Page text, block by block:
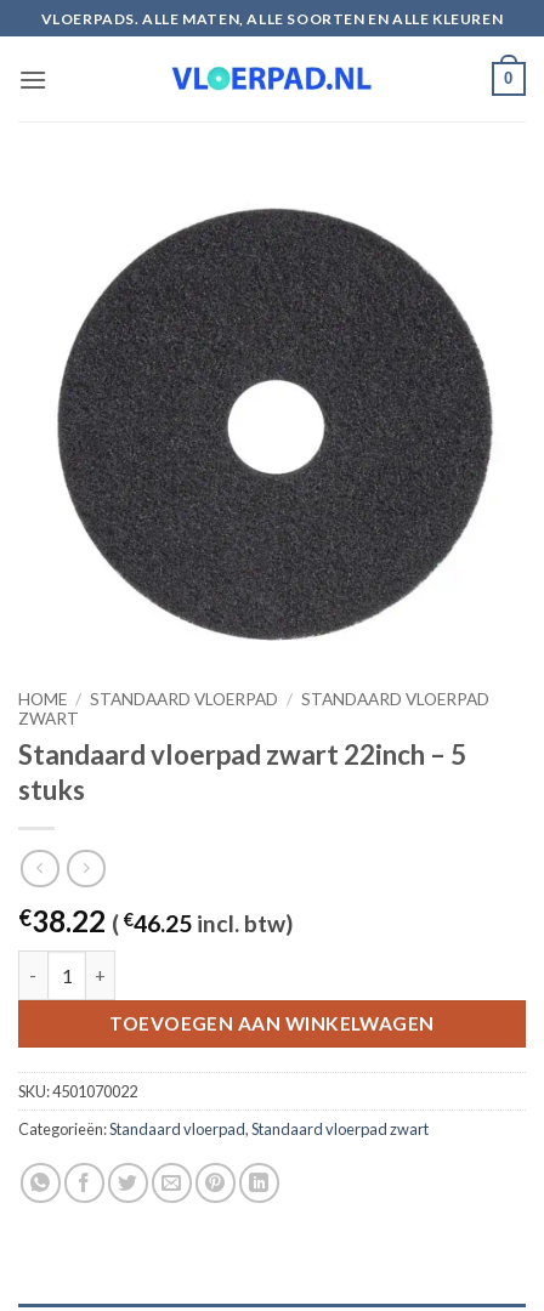
naar
inhoud
VLOERPADS. ALLE MATEN, ALLE SOORTEN EN ALLE KLEUREN
0
HOME / STANDAARD VLOERPAD / STANDAARD VLOERPAD
ZWART
Standaard vloerpad zwart 22inch – 5
stuks
€38.22 ( €46.25 incl. btw)
TOEVOEGEN AAN WINKELWAGEN
SKU:4501070022
Categorieën:Standaard vloerpad,Standaard vloerpad zwart